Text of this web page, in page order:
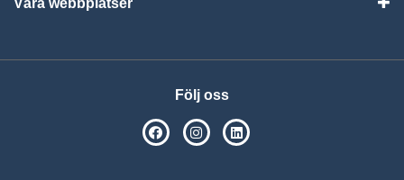
Våra webbplatser
Följ oss
SPSM på Facebook
SPSM på Instagram